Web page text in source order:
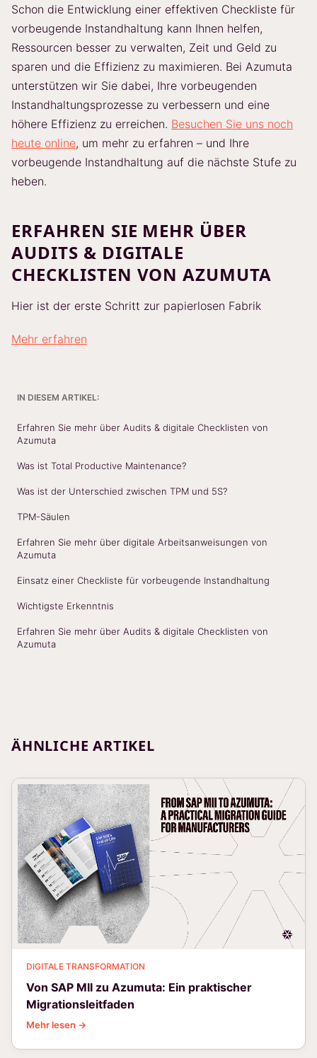
Schon die Entwicklung einer effektiven Checkliste für
vorbeugende Instandhaltung kann Ihnen helfen,
Ressourcen besser zu verwalten, Zeit und Geld zu
sparen und die Effizienz zu maximieren. Bei Azumuta
unterstützen wir Sie dabei, Ihre vorbeugenden
Instandhaltungsprozesse zu verbessern und eine
höhere Effizienz zu erreichen. Besuchen Sie uns noch
heute online, um mehr zu erfahren – und Ihre
vorbeugende Instandhaltung auf die nächste Stufe zu
heben.
ERFAHREN SIE MEHR ÜBER
AUDITS & DIGITALE
CHECKLISTEN VON AZUMUTA
Hier ist der erste Schritt zur papierlosen Fabrik
Mehr erfahren
IN DIESEM ARTIKEL:
Erfahren Sie mehr über Audits & digitale Checklisten von
Azumuta
Was ist Total Productive Maintenance?
Was ist der Unterschied zwischen TPM und 5S?
TPM-Säulen
Erfahren Sie mehr über digitale Arbeitsanweisungen von
Azumuta
Einsatz einer Checkliste für vorbeugende Instandhaltung
Wichtigste Erkenntnis
Erfahren Sie mehr über Audits & digitale Checklisten von
Azumuta
ÄHNLICHE ARTIKEL
DIGITALE TRANSFORMATION
Von SAP MII zu Azumuta: Ein praktischer
Migrationsleitfaden
Mehr lesen →